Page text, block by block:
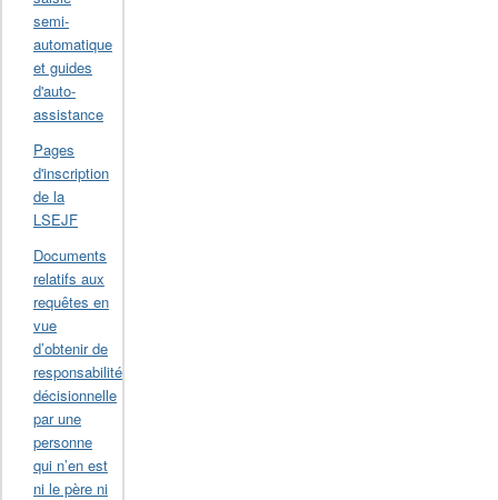
semi-
automatique
et guides
d'auto-
assistance
Pages
d'inscription
de la
LSEJF
Documents
relatifs aux
requêtes en
vue
d’obtenir de
responsabilité
décisionnelle
par une
personne
qui n’en est
ni le père ni